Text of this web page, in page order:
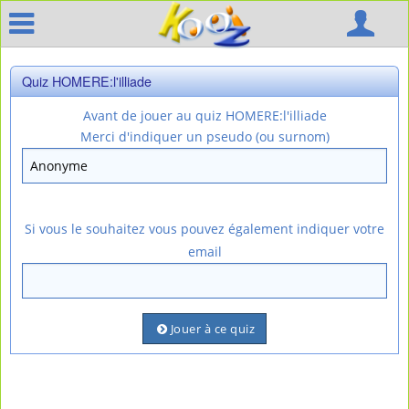
Quiz HOMERE:l'illiade
Avant de jouer au quiz HOMERE:l'illiade
Merci d'indiquer un pseudo (ou surnom)
Si vous le souhaitez vous pouvez également indiquer votre
email
Jouer à ce quiz